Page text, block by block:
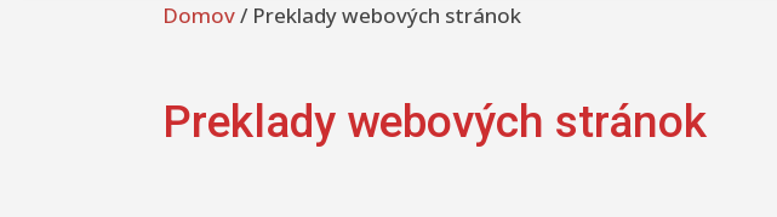
Domov/ Preklady webových stránok
Preklady webových stránok